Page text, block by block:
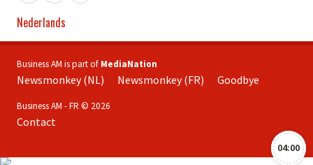
04:00
Nederlands
Business AM is part of MediaNation
Newsmonkey (NL) Newsmonkey (FR) Goodbye
Business AM - FR © 2026
Contact